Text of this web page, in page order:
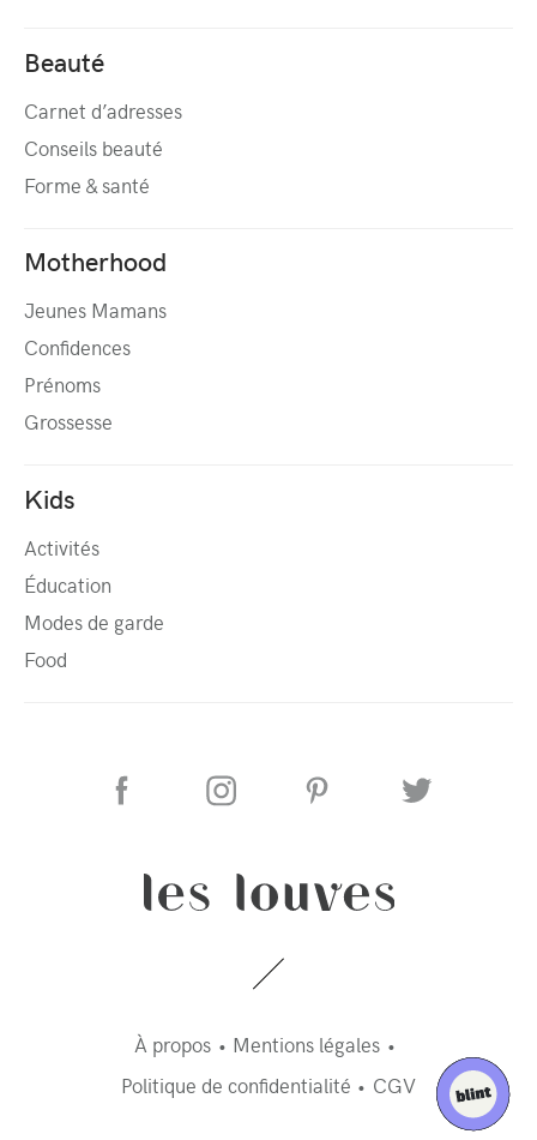
Beauté
Carnet d’adresses
Conseils beauté
Forme & santé
Motherhood
Jeunes Mamans
Confidences
Prénoms
Grossesse
Kids
Activités
Éducation
Modes de garde
Food
À propos
Mentions légales
Politique de confidentialité
CGV